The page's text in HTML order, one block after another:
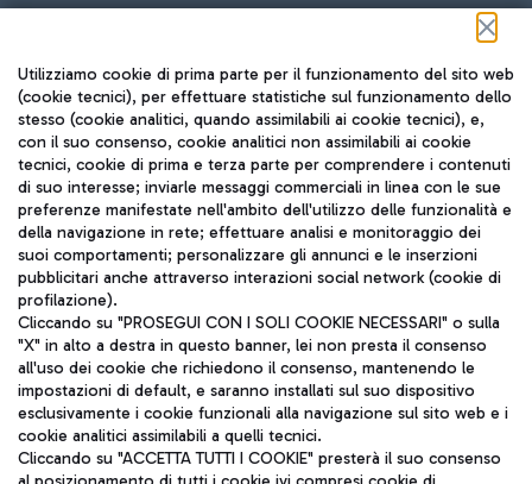
Seguici sui social
TRAVEL JOURNAL
ITA
Aeroporti di Roma S.p.A. - Società soggetta a direzione e
coordinamento di Mundys S.p.A.
Utilizziamo cookie di prima parte per il funzionamento del sito web
(cookie tecnici), per effettuare statistiche sul funzionamento dello
stesso (cookie analitici, quando assimilabili ai cookie tecnici), e,
con il suo consenso, cookie analitici non assimilabili ai cookie
tecnici, cookie di prima e terza parte per comprendere i contenuti
di suo interesse; inviarle messaggi commerciali in linea con le sue
preferenze manifestate nell'ambito dell'utilizzo delle funzionalità e
della navigazione in rete; effettuare analisi e monitoraggio dei
suoi comportamenti; personalizzare gli annunci e le inserzioni
pubblicitari anche attraverso interazioni social network (cookie di
profilazione).
Cliccando su "PROSEGUI CON I SOLI COOKIE NECESSARI" o sulla
"X" in alto a destra in questo banner, lei non presta il consenso
all'uso dei cookie che richiedono il consenso, mantenendo le
impostazioni di default, e saranno installati sul suo dispositivo
esclusivamente i cookie funzionali alla navigazione sul sito web e i
cookie analitici assimilabili a quelli tecnici.
Cliccando su "ACCETTA TUTTI I COOKIE" presterà il suo consenso